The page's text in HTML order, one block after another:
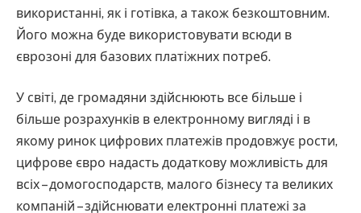
використанні, як і готівка, а також безкоштовним.
Його можна буде використовувати всюди в
єврозоні для базових платіжних потреб.
У світі, де громадяни здійснюють все більше і
більше розрахунків в електронному вигляді і в
якому ринок цифрових платежів продовжує рости,
цифрове євро надасть додаткову можливість для
всіх – домогосподарств, малого бізнесу та великих
компаній – здійснювати електронні платежі за